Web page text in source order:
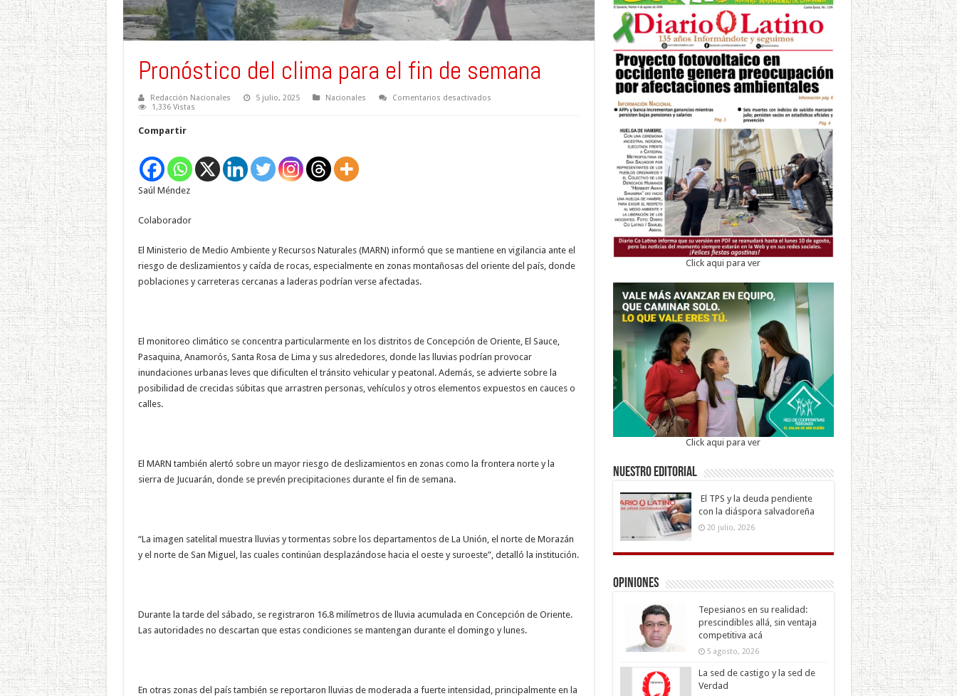
Pronóstico del clima para el fin de semana
Redacción Nacionales 5 julio, 2025 Nacionales Comentarios desactivadosen
1,336 Vistas
Compartir
Saúl Méndez
Colaborador
El Ministerio de Medio Ambiente y Recursos Naturales (MARN) informó que se mantiene en vigilancia ante el
riesgo de deslizamientos y caída de rocas, especialmente en zonas montañosas del oriente del país, donde
poblaciones y carreteras cercanas a laderas podrían verse afectadas.
El monitoreo climático se concentra particularmente en los distritos de Concepción de Oriente, El Sauce,
Pasaquina, Anamorós, Santa Rosa de Lima y sus alrededores, donde las lluvias podrían provocar
inundaciones urbanas leves que dificulten el tránsito vehicular y peatonal. Además, se advierte sobre la
posibilidad de crecidas súbitas que arrastren personas, vehículos y otros elementos expuestos en cauces o
calles.
El MARN también alertó sobre un mayor riesgo de deslizamientos en zonas como la frontera norte y la
sierra de Jucuarán, donde se prevén precipitaciones durante el fin de semana.
“La imagen satelital muestra lluvias y tormentas sobre los departamentos de La Unión, el norte de Morazán
y el norte de San Miguel, las cuales continúan desplazándose hacia el oeste y suroeste”, detalló la institución.
Durante la tarde del sábado, se registraron 16.8 milímetros de lluvia acumulada en Concepción de Oriente.
Las autoridades no descartan que estas condiciones se mantengan durante el domingo y lunes.
En otras zonas del país también se reportaron lluvias de moderada a fuerte intensidad, principalmente en la
Click aqui para ver
Click aqui para ver
Nuestro Editorial
El TPS y la deuda pendiente
con la diáspora salvadoreña
20 julio, 2026
Opiniones
Tepesianos en su realidad:
prescindibles allá, sin ventaja
competitiva acá
5 agosto, 2026
La sed de castigo y la sed de
Verdad